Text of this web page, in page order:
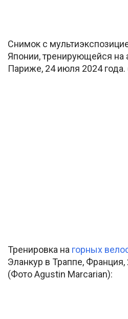
Снимок с
Японии, тренирующейся на
Париже, 24 июля 2024 года.
Тренировка на горных
Эланкур в Траппе,
(Фото Agustin Marcarian):